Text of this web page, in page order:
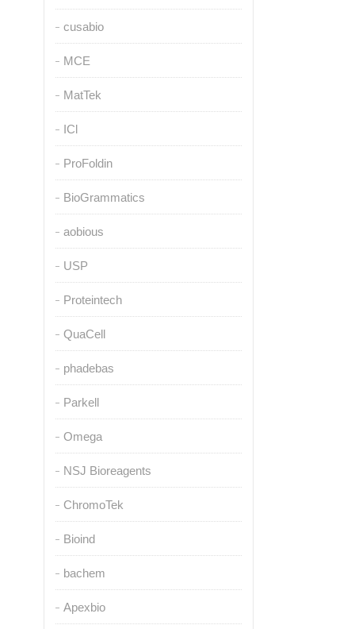
cusabio
MCE
MatTek
ICl
ProFoldin
BioGrammatics
aobious
USP
Proteintech
QuaCell
phadebas
Parkell
Omega
NSJ Bioreagents
ChromoTek
Bioind
bachem
Apexbio